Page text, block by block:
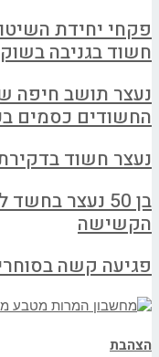
פקחי יחידת
חשוד בגניבה
נעצר תושב חיפה
החשודים כסמים
נעצר חשוד בדקירתו של
בן 50 נעצר
הקשישה
פגיעה קשה
הצהבת